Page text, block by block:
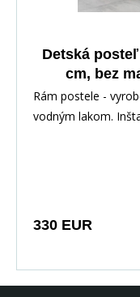
Detská
cm, bez
Rám postele -
vodným lakom.
330 EUR